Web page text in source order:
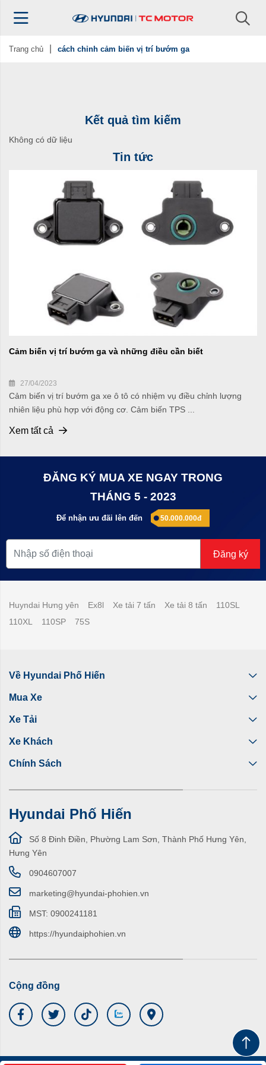
Trang chủ cách chỉnh cảm biến vị trí bướm ga
Kết quả tìm kiếm
Không có dữ liệu
Tin tức
Cảm biến vị trí bướm ga và những điều cần biết
27/04/2023
Cảm biến vị trí bướm ga xe ô tô có nhiệm vụ điều chỉnh lượng
nhiên liệu phù hợp với động cơ. Cảm biến TPS ...
Xem tất cả
ĐĂNG KÝ MUA XE NGAY TRONG
THÁNG 5 - 2023
Để nhận ưu đãi lên đến 50.000.000đ
Đăng ký
Huyndai Hưng yên Ex8l Xe tải 7 tấn Xe tải 8 tấn
110SL
110XL
110SP 75S
Về Hyundai Phố Hiến
Mua Xe
Xe Tải
Xe Khách
Chính Sách
Hyundai Phố Hiến
Số 8 Đinh Điền, Phường Lam Sơn, Thành Phố Hưng Yên,
Hưng Yên
0904607007
marketing@hyundai-phohien.vn
MST: 0900241181
https://hyundaiphohien.vn
Cộng đồng